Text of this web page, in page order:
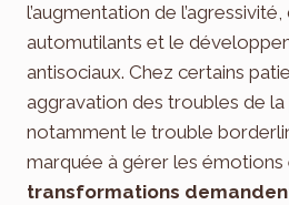
l’augmentation de
automutilants et le
antisociaux. Chez certains
aggravation des troubles de
notamment le trouble
marquée à gérer les émotions
transformations